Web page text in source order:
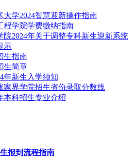
大学2024智慧迎新操作指南
程学院学费缴纳指南
院2024年关于调整专科新生迎新系统
示
生指南
生简章
年新生入学须知
家界学院招生省份录取分数线
本科招生专业介绍
报到流程指南